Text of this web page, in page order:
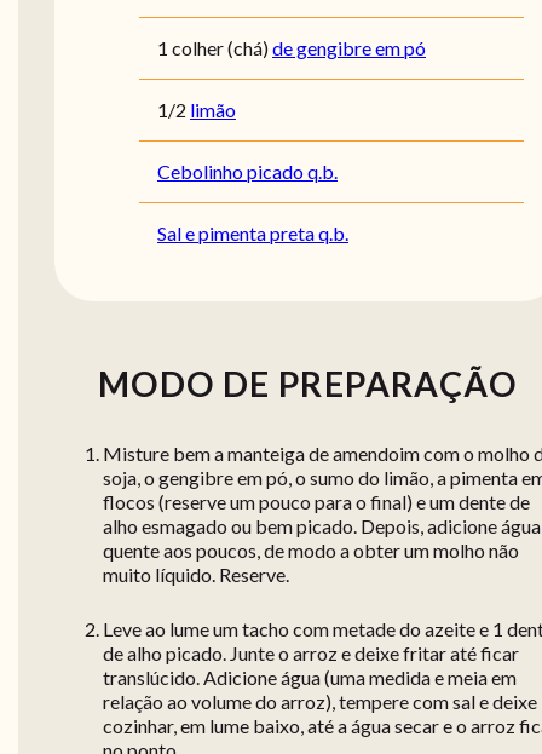
1 colher (chá)de gengibre em pó
1/2 limão
Cebolinho picado q.b.
Sal e pimenta preta q.b.
MODO DE PREPARAÇÃO
Misture bem a manteiga de amendoim com o molho
soja, o gengibre em pó, o sumo do limão, a pimenta
flocos (reserve um pouco para o final) e um dente de
alho esmagado ou bem picado. Depois, adicione água
quente aos poucos, de modo a obter um molho não
muito líquido. Reserve.
Leve ao lume um tacho com metade do azeite e 1
de alho picado. Junte o arroz e deixe fritar até ficar
translúcido. Adicione água (uma medida e meia em
relação ao volume do arroz), tempere com sal e deixe
cozinhar, em lume baixo, até a água secar e o arroz